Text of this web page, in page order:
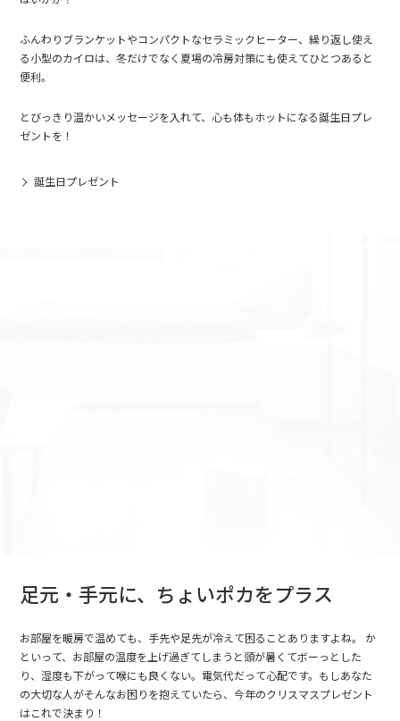
ふんわりブランケットやコンパクトなセラミックヒーター、繰り返し使え
る小型のカイロは、冬だけでなく夏場の冷房対策にも使えてひとつあると
便利。
とびっきり温かいメッセージを入れて、心も体もホットになる誕生日プレ
ゼントを！
誕生日プレゼント
足元・手元に、ちょいポカをプラス
お部屋を暖房で温めても、手先や足先が冷えて困ることありますよね。 か
といって、お部屋の温度を上げ過ぎてしまうと頭が暑くてボーっとした
り、湿度も下がって喉にも良くない。電気代だって心配です。もしあなた
の大切な人がそんなお困りを抱えていたら、今年のクリスマスプレゼント
はこれで決まり！